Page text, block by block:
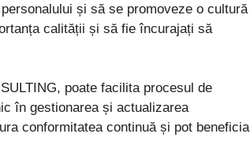
și să se promoveze o cultură
calității și să fie încurajați să
poate facilita procesul de
în gestionarea și actualizarea
conformitatea continuă și pot beneficia